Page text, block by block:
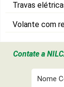
Travas
Volante com
Contate a